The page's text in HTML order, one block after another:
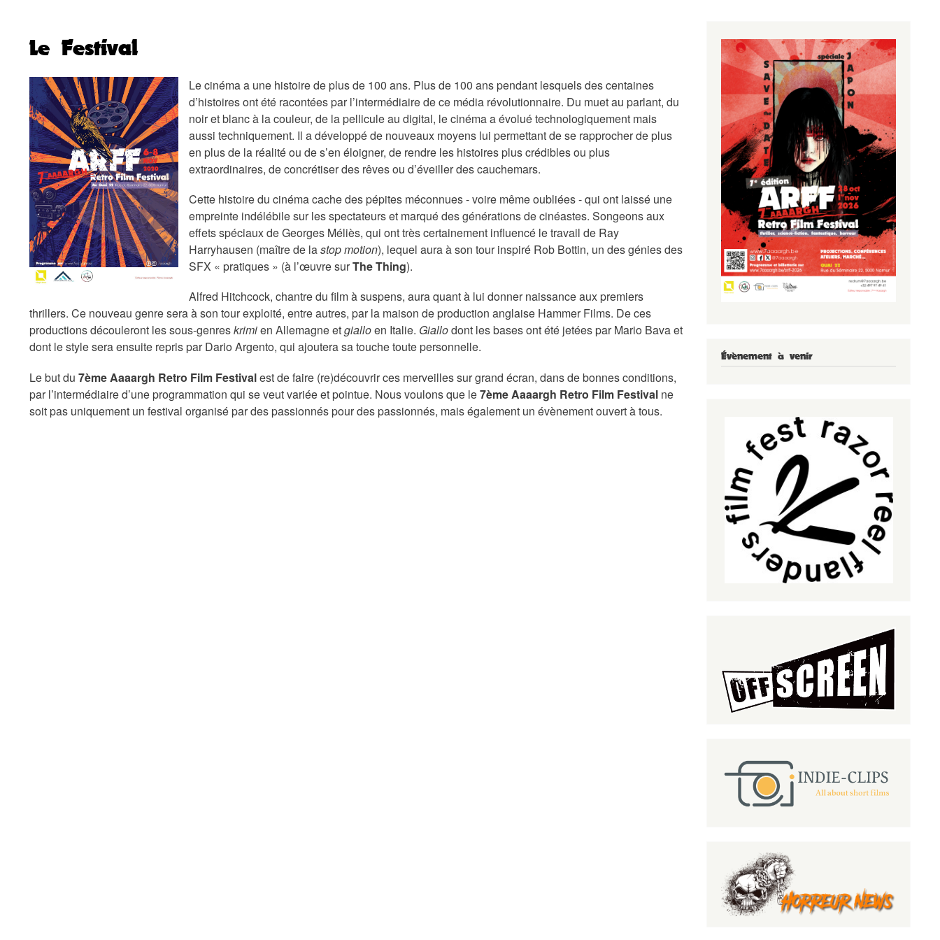
Le Festival
Le cinéma a une histoire de plus de 100 ans. Plus de 100 ans pendant lesquels des centaines
d’histoires ont été racontées par l’intermédiaire de ce média révolutionnaire. Du muet au parlant, du
noir et blanc à la couleur, de la pellicule au digital, le cinéma a évolué technologiquement mais
aussi techniquement. Il a développé de nouveaux moyens lui permettant de se rapprocher de plus
en plus de la réalité ou de s’en éloigner, de rendre les histoires plus crédibles ou plus
extraordinaires, de concrétiser des rêves ou d’éveiller des cauchemars.
Cette histoire du cinéma cache des pépites méconnues - voire même oubliées - qui ont laissé une
empreinte indélébile sur les spectateurs et marqué des générations de cinéastes. Songeons aux
effets spéciaux de Georges Méliès, qui ont très certainement influencé le travail de Ray
Harryhausen (maître de lastop motion), lequel aura à son tour inspiré Rob Bottin, un des génies des
SFX « pratiques » (à l’œuvre surThe Thing).
Alfred Hitchcock, chantredu film à suspens, aura quant à lui donnernaissance aux premiers
thrillers. Ce nouveau genre seraà son tourexploité, entre autres, par la maison de production anglaise HammerFilms. De ces
productions découleront les sous-genreskrimien Allemagne etgialloen Italie. Giallodont lesbasesont été jetées par Mario Bava et
dont le style seraensuite repris par Dario Argento, qui ajoutera sa touche toute personnelle.
Le but du 7ème Aaaargh Retro Film Festivalest de faire (re)découvrir ces merveilles sur grand écran, dans de bonnes conditions,
par l’intermédiaire d’une programmation qui se veut variée et pointue. Nous voulons que le7ème Aaaargh Retro Film Festival ne
soit pas uniquement un festival organisé par des passionnés pour des passionnés, maiségalement un évènement ouvert à tous.
Évènement à venir